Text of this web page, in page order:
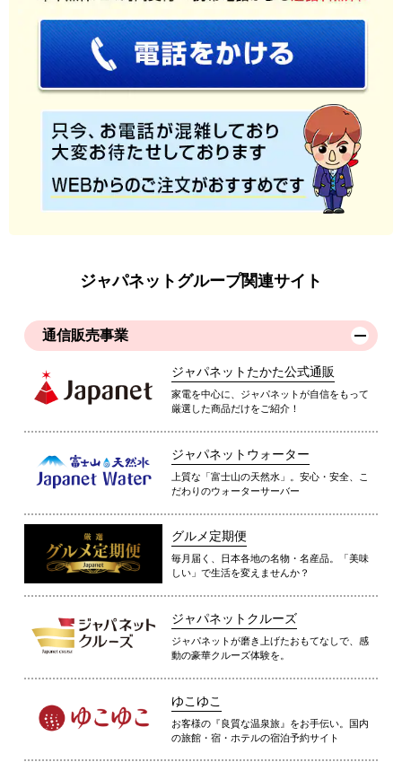
ジャパネットグループ関連サイト
通信販売事業
ジャパネットたかた公式通販
家電を中心に、ジャパネットが自信をもって
厳選した商品だけをご紹介！
ジャパネットウォーター
上質な「富士山の天然水」。安心・安全、こ
だわりのウォーターサーバー
グルメ定期便
毎月届く、日本各地の名物・名産品。「美味
しい」で生活を変えませんか？
ジャパネットクルーズ
ジャパネットが磨き上げたおもてなしで、感
動の豪華クルーズ体験を。
ゆこゆこ
お客様の『良質な温泉旅』をお手伝い。国内
の旅館・宿・ホテルの宿泊予約サイト